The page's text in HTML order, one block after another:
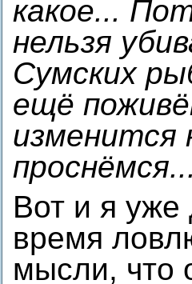
какое...
нельзя
Сумских
ещё
изменится
Вот и я уже
время
мысли, что